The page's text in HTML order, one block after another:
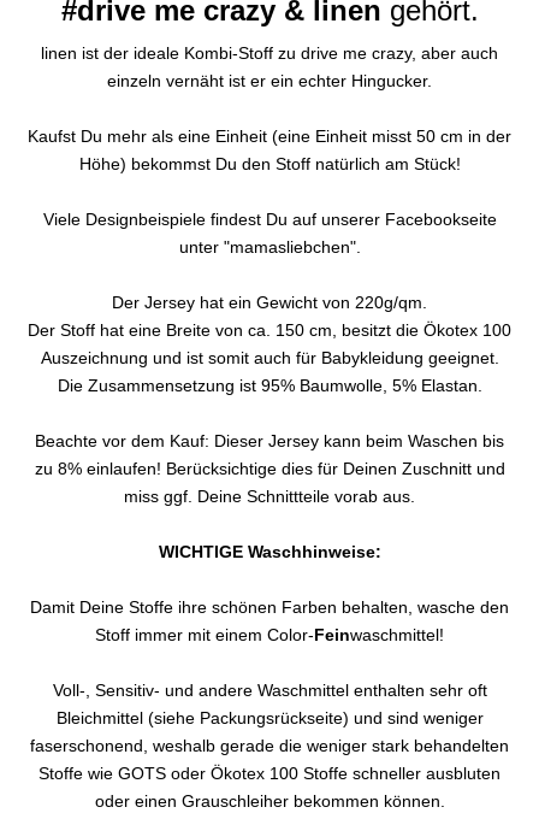
#drive me crazy & linen gehört.
linen ist der ideale Kombi-Stoff zu drive me crazy, aber auch
einzeln vernäht ist er ein echter Hingucker.
Kaufst Du mehr als eine Einheit (eine Einheit misst 50 cm in der
Höhe) bekommst Du den Stoff natürlich am Stück!
Viele Designbeispiele findest Du auf unserer Facebookseite
unter "mamasliebchen".
Der Jersey hat ein Gewicht von 220g/qm.
Der Stoff hat eine Breite von ca. 150 cm, besitzt die Ökotex 100
Auszeichnung und ist somit auch für Babykleidung geeignet.
Die Zusammensetzung ist 95% Baumwolle, 5% Elastan.
Beachte vor dem Kauf: Dieser Jersey kann beim Waschen bis
zu 8% einlaufen! Berücksichtige dies für Deinen Zuschnitt und
miss ggf. Deine Schnittteile vorab aus.
WICHTIGE Waschhinweise:
Damit Deine Stoffe ihre schönen Farben behalten, wasche den
Stoff immer mit einem Color-Feinwaschmittel!
Voll-, Sensitiv- und andere Waschmittel enthalten sehr oft
Bleichmittel (siehe Packungsrückseite) und sind weniger
faserschonend, weshalb gerade die weniger stark behandelten
Stoffe wie GOTS oder Ökotex 100 Stoffe schneller ausbluten
oder einen Grauschleiher bekommen können.